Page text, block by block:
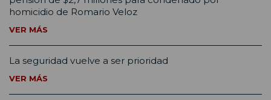
homicidio de Romario Veloz
VER MÁS
La seguridad vuelve a ser prioridad
VER MÁS